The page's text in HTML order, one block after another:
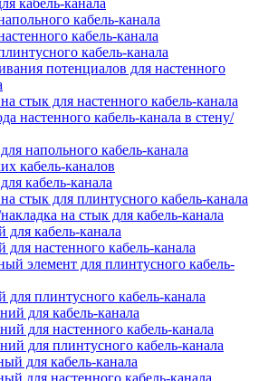
кабель-канала
кабель-канала
кабель-канала
кабель-канала
потенциалов для настенного
стык для настенного кабель-канала
настенного кабель-канала в стену/
напольного кабель-канала
кабель-каналов
кабель-канала
стык для плинтусного кабель-канала
на стык для кабель-канала
кабель-канала
настенного кабель-канала
элемент для плинтусного кабель-
плинтусного кабель-канала
для кабель-канала
для настенного кабель-канала
для плинтусного кабель-канала
для кабель-канала
для настенного кабель-канала